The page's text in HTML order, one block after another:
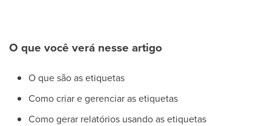
O que você verá nesse artigo
O que são as etiquetas
Como criar e gerenciar as etiquetas
Como gerar relatórios usando as etiquetas